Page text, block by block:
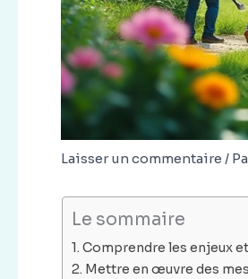
Laisser un commentaire /
Le sommaire
Comprendre les enjeux
Mettre en œuvre des